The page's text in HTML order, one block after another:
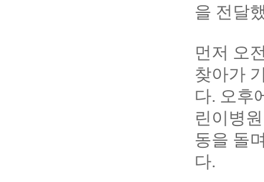
을 전달
먼저 오
찾아가
다. 오후
린이병
동을 돌
다.